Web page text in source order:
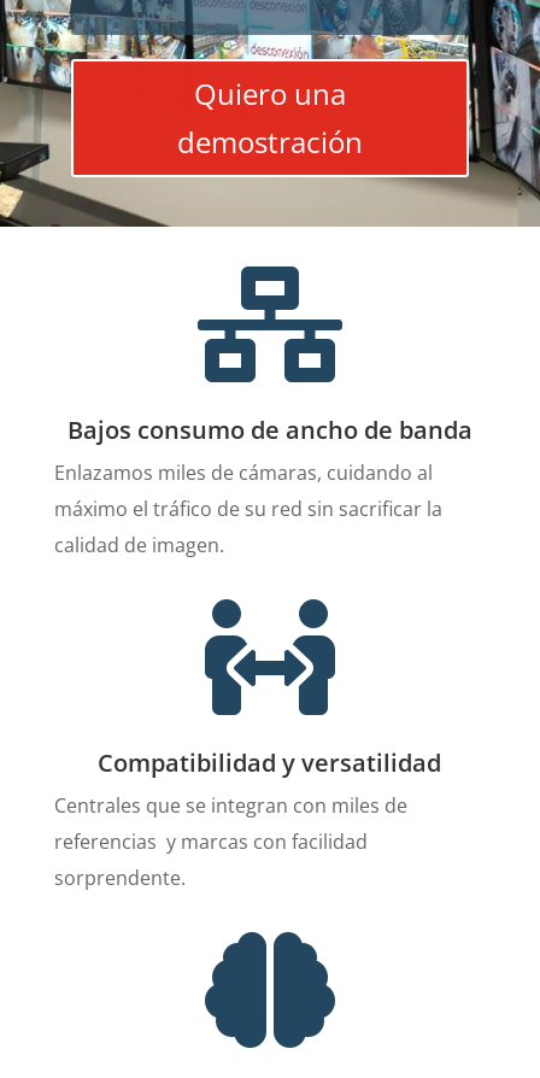
Quiero una
demostración

Bajos consumo de ancho de banda
Enlazamos miles de cámaras, cuidando al
máximo el tráfico de su red sin sacrificar la
calidad de imagen.

Compatibilidad y versatilidad
Centrales que se integran con miles de
referencias y marcas con facilidad
sorprendente.
